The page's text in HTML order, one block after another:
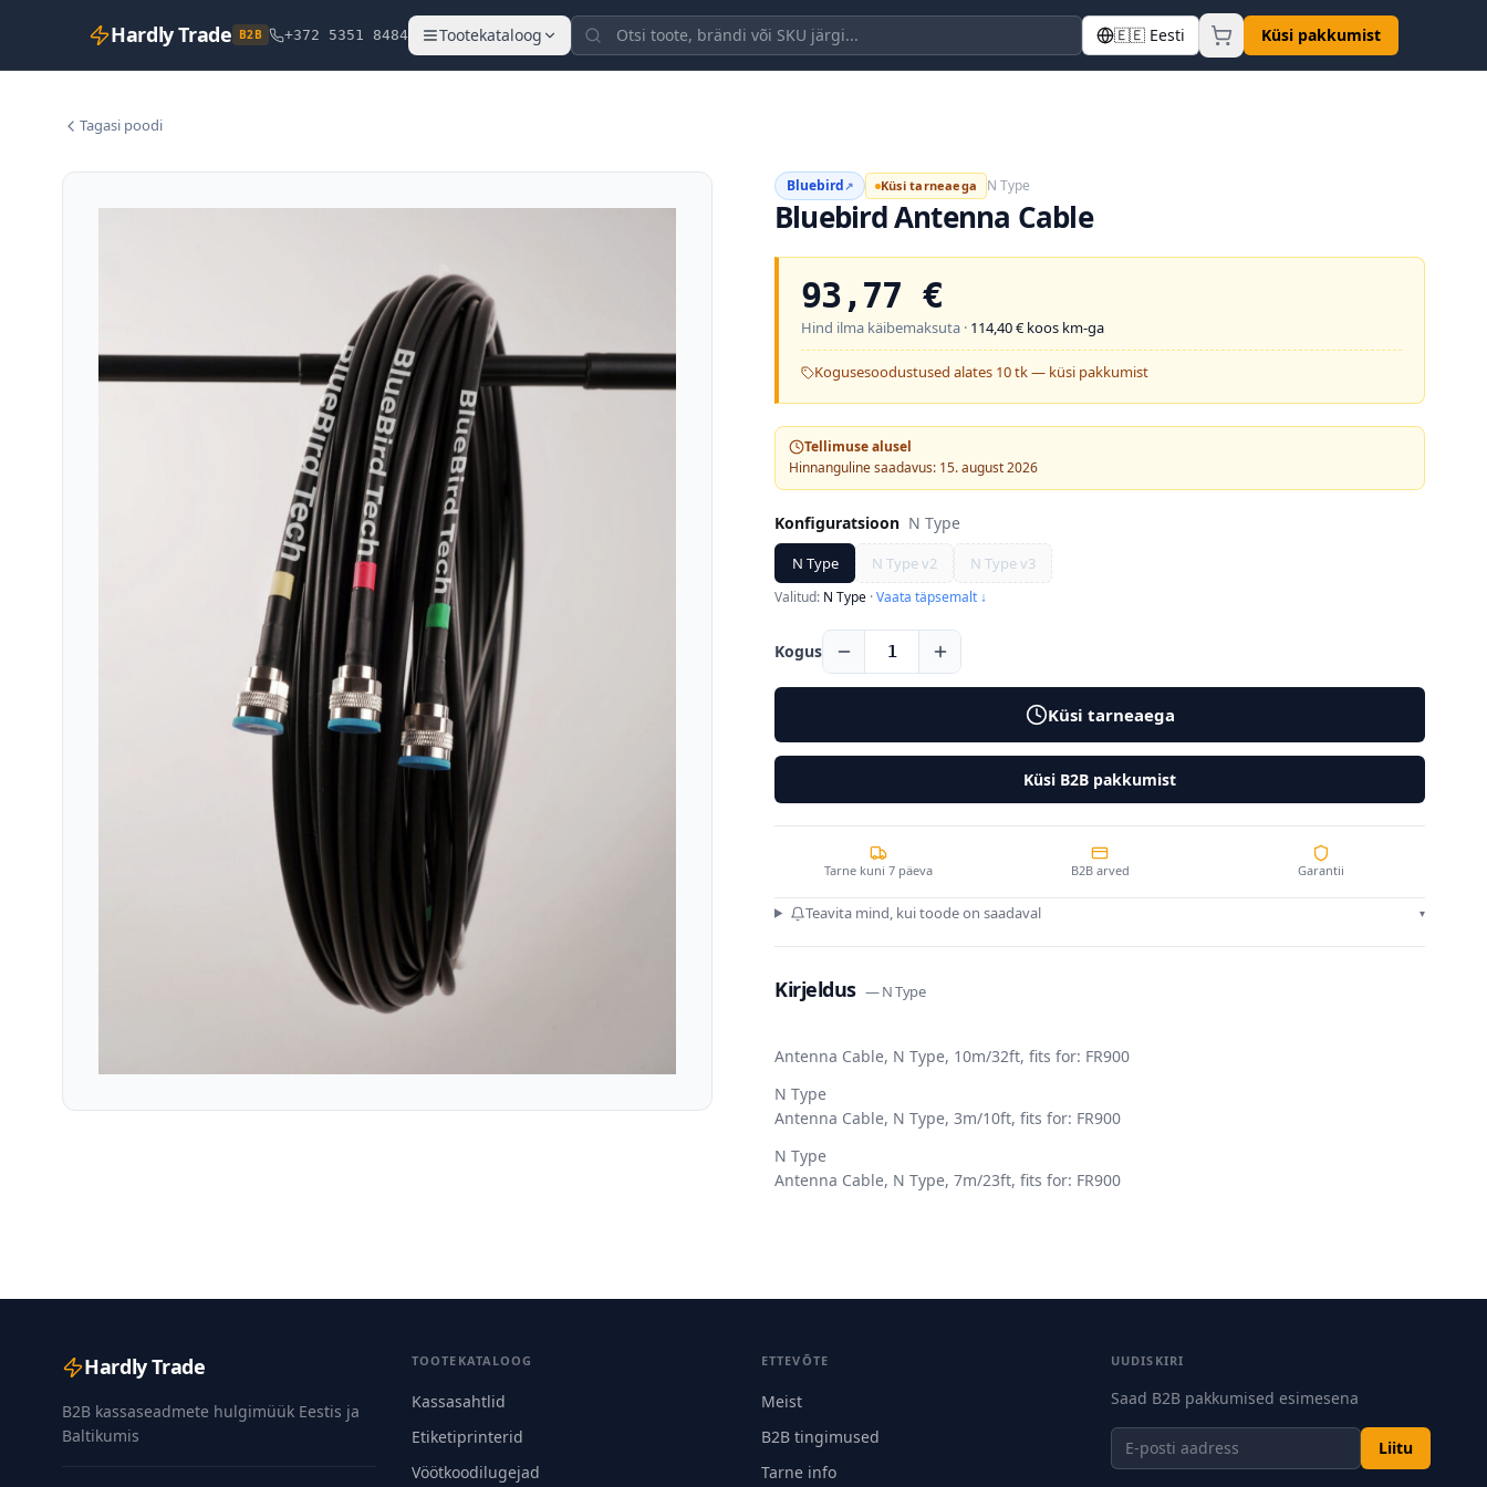
Hardly Trade B2B +372 5351 8484 Tootekataloog 🇪🇪 Eesti Küsi pakkumist
Tagasi poodi
Bluebird↗ Küsi tarneaega N Type
Bluebird Antenna Cable
93,77 €
Hind ilma käibemaksuta · 114,40€ koos km-ga
Kogusesoodustused alates 10 tk — küsi pakkumist
Tellimuse alusel
Hinnanguline saadavus: 15. august 2026
Konfiguratsioon N Type
N Type N Type v2 N Type v3
Valitud: N Type ·Vaata täpsemalt ↓
Kogus 1
Küsi tarneaega
Küsi B2B pakkumist
Tarne kuni 7 päeva B2B arved Garantii
Teavita mind, kui toode on saadaval ▾
Kirjeldus —N Type
Antenna Cable, N Type, 10m/32ft, fits for: FR900
N Type
Antenna Cable, N Type, 3m/10ft, fits for: FR900
N Type
Antenna Cable, N Type, 7m/23ft, fits for: FR900
Hardly Trade
B2B kassaseadmete hulgimüük Eestis ja
Baltikumis
TOOTEKATALOOG
Kassasahtlid
Etiketiprinterid
Vöötkoodilugejad
ETTEVÕTE
Meist
B2B tingimused
Tarne info
UUDISKIRI
Saad B2B pakkumised esimesena
Liitu